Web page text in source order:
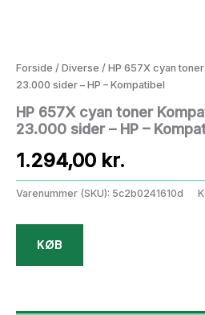
Forside / Diverse / HP 657X cyan
23.000 sider – HP – Kompatibel
HP 657X cyan toner
23.000 sider – HP –
1.294,00 kr.
Varenummer (SKU): 5c2b0241610d
KØB